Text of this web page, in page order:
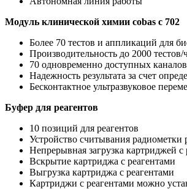
Модуль клинической химии cobas c 702
Более 70 тестов и аппликаций для
Производительность до 2000 тестов/
70 одновременно доступных каналов
Надежность результата за счет
Бесконтактное ультразвуковое
Буфер для реагентов
10 позиций для реагентов
Устройство считывания радиометки
Непрерывная загрузка картриджей с
Вскрытие картриджа с реагентами
Выгрузка картриджа с реагентами
Картриджи с реагентами можно